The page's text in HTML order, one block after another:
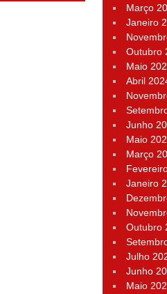
Março
Janeiro
Outubro
Maio
Abril
Junho
Maio
Março
Janeiro
Outubro
Julho
Junho
Maio